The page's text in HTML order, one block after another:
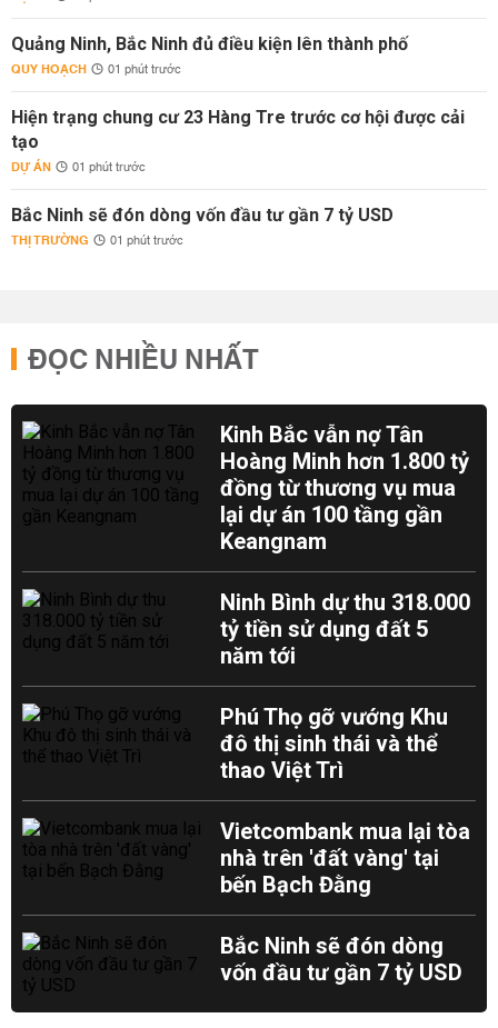
Quảng Ninh, Bắc Ninh đủ điều kiện lên thành phố
QUY HOẠCH 01 phút trước
Hiện trạng chung cư 23 Hàng Tre trước cơ hội được cải
tạo
DỰ ÁN 01 phút trước
Bắc Ninh sẽ đón dòng vốn đầu tư gần 7 tỷ USD
THỊ TRƯỜNG 01 phút trước
ĐỌC NHIỀU NHẤT
Kinh Bắc vẫn nợ Tân
Hoàng Minh hơn 1.800 tỷ
đồng từ thương vụ mua
lại dự án 100 tầng gần
Keangnam
Ninh Bình dự thu 318.000
tỷ tiền sử dụng đất 5
năm tới
Phú Thọ gỡ vướng Khu
đô thị sinh thái và thể
thao Việt Trì
Vietcombank mua lại tòa
nhà trên 'đất vàng' tại
bến Bạch Đằng
Bắc Ninh sẽ đón dòng
vốn đầu tư gần 7 tỷ USD